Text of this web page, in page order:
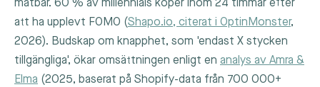
mätbar. 60 % av millennials köper inom 24 timmar efter
att ha upplevt FOMO (Shapo.io, citerat i OptinMonster,
2026). Budskap om knapphet, som 'endast X stycken
tillgängliga', ökar omsättningen enligt en analys av Amra &
Elma (2025, baserat på Shopify-data från 700 000+